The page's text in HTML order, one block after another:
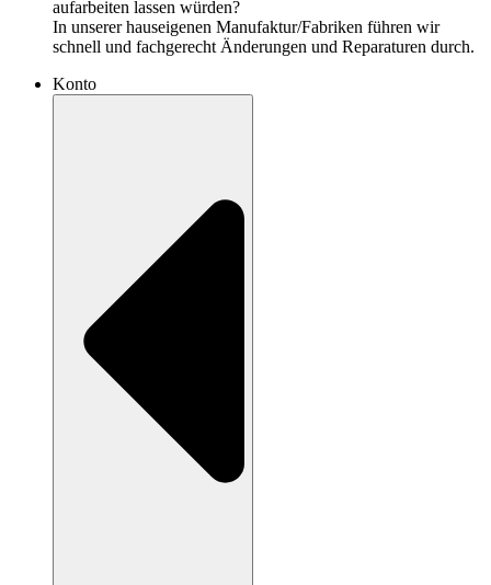
aufarbeiten lassen würden?
In unserer hauseigenen Manufaktur/Fabriken führen wir
schnell und fachgerecht Änderungen und Reparaturen durch.
Konto